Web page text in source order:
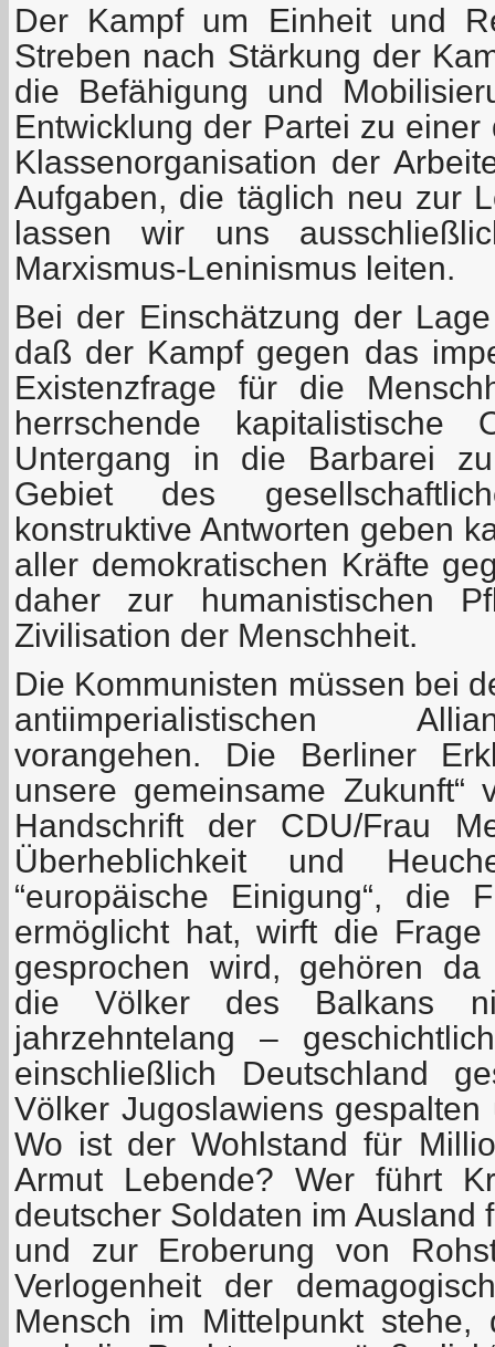
Der Kampf um Einheit und
Streben nach Stärkung der
die Befähigung und
Entwicklung der Partei zu
Klassenorganisation der
Aufgaben, die täglich neu zur
lassen wir uns
Marxismus-Leninismus leiten.
Bei der Einschätzung der
daß der Kampf gegen das
Existenzfrage für die
herrschende kapitalistische
Untergang in die Barbarei
Gebiet des
konstruktive Antworten geben
aller demokratischen Kräfte
daher zur humanistischen
Zivilisation der Menschheit.
Die Kommunisten müssen bei
antiimperialistischen
vorangehen. Die Berliner
unsere gemeinsame
Handschrift der CDU/Frau
Überheblichkeit und
“europäische Einigung“, die
ermöglicht hat, wirft die
gesprochen wird, gehören
die Völker des Balkans
jahrzehntelang –
einschließlich Deutschland
Völker Jugoslawiens
Wo ist der Wohlstand für
Armut Lebende? Wer führt
deutscher Soldaten im Ausland
und zur Eroberung von
Verlogenheit der
Mensch im Mittelpunkt stehe,